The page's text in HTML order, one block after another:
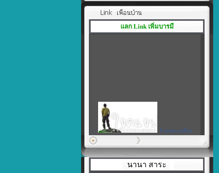
แลก Link เพิ่มบารมี
ร้านพระเครื่อง
เพิ่มบารมี|สร้างลิงค์ของโปรไฟล์ในแบบที่
เป็นตัวคุณเอง
นานา สาระ